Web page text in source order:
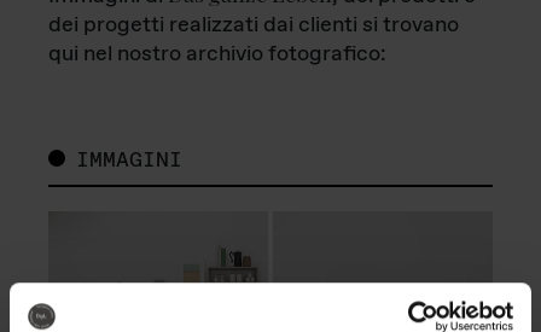
dei progetti realizzati dai clienti si trovano
qui nel nostro archivio fotografico:
IMMAGINI